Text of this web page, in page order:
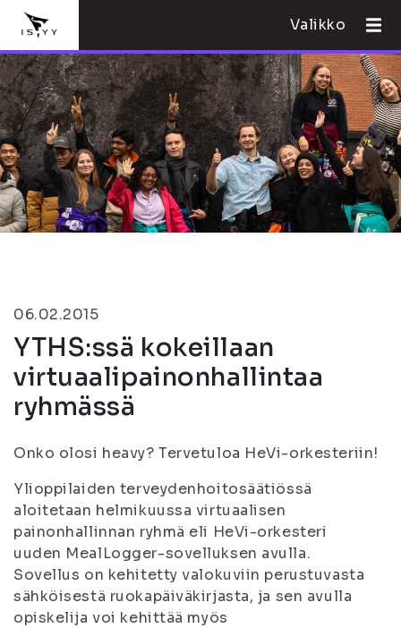
Valikko
06.02.2015
YTHS:ssä kokeillaan
virtuaalipainonhallintaa
ryhmässä
Onko olosi heavy? Tervetuloa HeVi-orkesteriin!
Ylioppilaiden terveydenhoitosäätiössä
aloitetaan helmikuussa virtuaalisen
painonhallinnan ryhmä eli HeVi-orkesteri
uuden MealLogger-sovelluksen avulla.
Sovellus on kehitetty valokuviin perustuvasta
sähköisestä ruokapäiväkirjasta, ja sen avulla
opiskelija voi kehittää myös